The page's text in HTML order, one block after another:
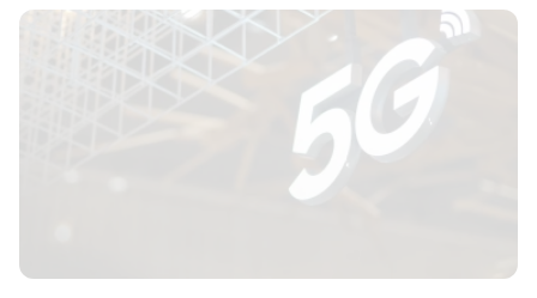
inteligentnym rozwiązaniom VAS.